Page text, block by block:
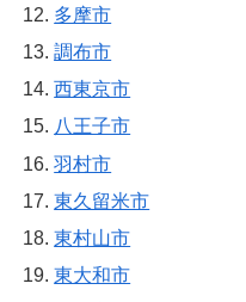
多摩市
調布市
西東京市
八王子市
羽村市
東久留米市
東村山市
東大和市